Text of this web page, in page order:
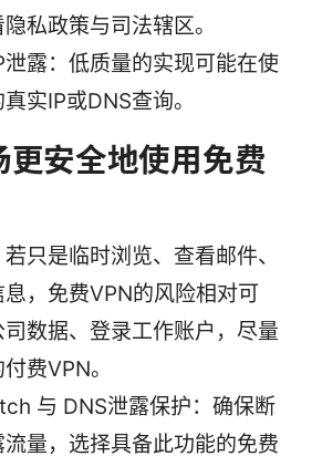
私政策与司法辖区。
露：低质量的实现可能在使
实IP或DNS查询。
更安全地使用免费
只是临时浏览、查看邮件、
，免费VPN的风险相对可
数据、登录工作账户，尽量
费VPN。
与 DNS泄露保护：确保断
量，选择具备此功能的免费